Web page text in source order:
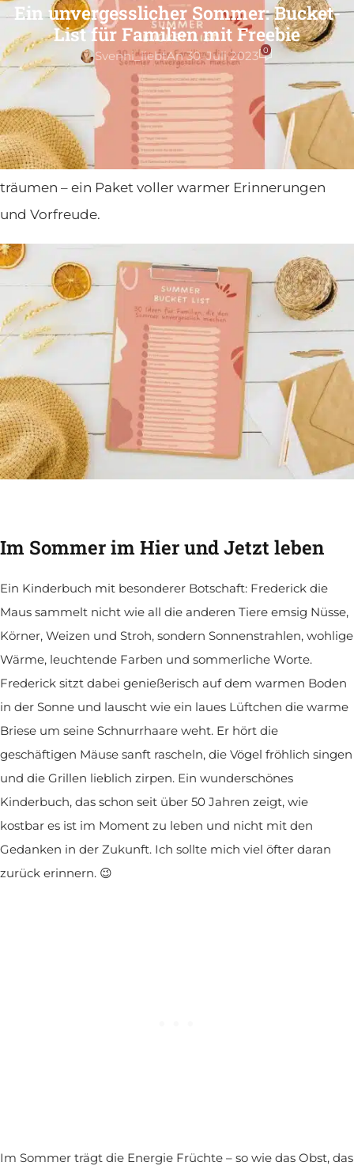
Ein unvergesslicher Sommer: Bucket-
List für Familien mit Freebie
Svenni_liebtAn 30. Juli 2023 0
Lasst uns wie Frederick die Maus den Sommer
richtig auskosten und ein ganzes Herz voller
Sommermomente in den Winter mitnehmen. Ein
Paket voller Sommerglück, um gedankenverloren zu
träumen – ein Paket voller warmer Erinnerungen
und Vorfreude.
Im Sommer im Hier und Jetzt leben
Ein Kinderbuch mit besonderer Botschaft: Frederick die
Maus sammelt nicht wie all die anderen Tiere emsig Nüsse,
Körner, Weizen und Stroh, sondern Sonnenstrahlen, wohlige
Wärme, leuchtende Farben und sommerliche Worte.
Frederick sitzt dabei genießerisch auf dem warmen Boden
in der Sonne und lauscht wie ein laues Lüftchen die warme
Briese um seine Schnurrhaare weht. Er hört die
geschäftigen Mäuse sanft rascheln, die Vögel fröhlich singen
und die Grillen lieblich zirpen. Ein wunderschönes
Kinderbuch, das schon seit über 50 Jahren zeigt, wie
kostbar es ist im Moment zu leben und nicht mit den
Gedanken in der Zukunft. Ich sollte mich viel öfter daran
zurück erinnern. 😉
Im Sommer trägt die Energie Früchte – so wie das Obst, das